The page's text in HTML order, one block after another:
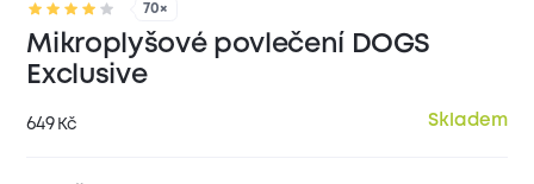
70×
Mikroplyšové povlečení DOGS
Exclusive
649 Kč Skladem